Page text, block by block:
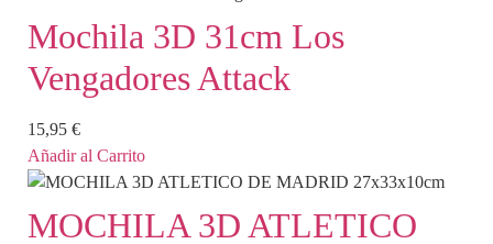
Mochila 3D 31cm Los
Vengadores Attack
15,95 €
Añadir al Carrito
MOCHILA 3D ATLETICO